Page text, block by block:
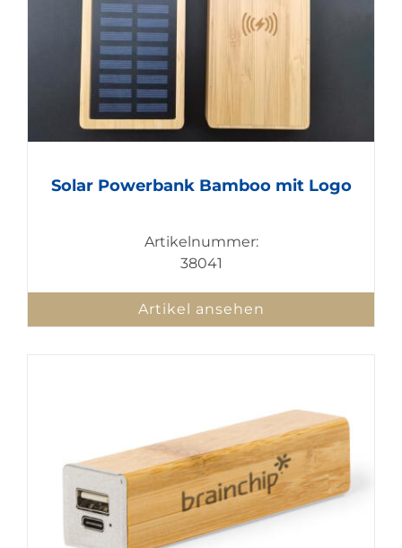
Solar Powerbank Bamboo mit Logo
Artikelnummer:
38041
Artikel ansehen